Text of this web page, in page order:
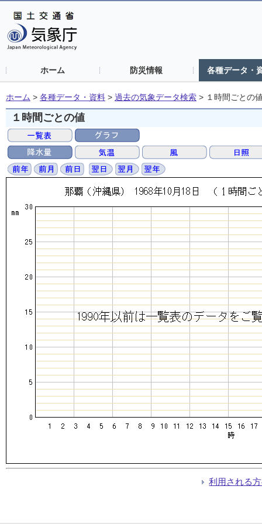
ホーム 防災情報 各種データ・
ホーム > 各種データ・資料 > 過去の気象データ検索 > １時間ごとの
１時間ごとの値
利用される